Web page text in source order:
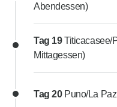
Abendessen)
Tag 19Titicacasee/
Mittagessen)
Tag 20 Puno/La